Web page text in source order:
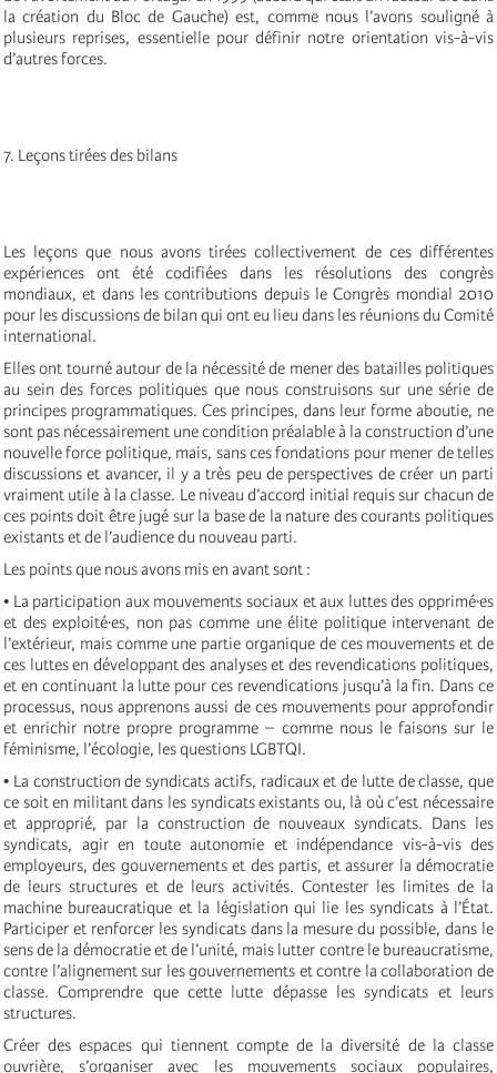
la création du Bloc de Gauche) est, comme nous l’avons souligné à
plusieurs reprises, essentielle pour définir notre orientation vis-à-vis
d’autres forces.
7. Leçons tirées des bilans
Les leçons que nous avons tirées collectivement de ces différentes
expériences ont été codifiées dans les résolutions des congrès
mondiaux, et dans les contributions depuis le Congrès mondial 2010
pour les discussions de bilan qui ont eu lieu dans les réunions du Comité
international.
Elles ont tourné autour de la nécessité de mener des batailles politiques
au sein des forces politiques que nous construisons sur une série de
principes programmatiques. Ces principes, dans leur forme aboutie, ne
sont pas nécessairement une condition préalable à la construction d’une
nouvelle force politique, mais, sans ces fondations pour mener de telles
discussions et avancer, il y a très peu de perspectives de créer un parti
vraiment utile à la classe. Le niveau d’accord initial requis sur chacun de
ces points doit être jugé sur la base de la nature des courants politiques
existants et de l’audience du nouveau parti.
Les points que nous avons mis en avant sont :
• La participation aux mouvements sociaux et aux luttes des opprimé·es
et des exploité·es, non pas comme une élite politique intervenant de
l’extérieur, mais comme une partie organique de ces mouvements et de
ces luttes en développant des analyses et des revendications politiques,
et en continuant la lutte pour ces revendications jusqu’à la fin. Dans ce
processus, nous apprenons aussi de ces mouvements pour approfondir
et enrichir notre propre programme – comme nous le faisons sur le
féminisme, l’écologie, les questions LGBTQI.
• La construction de syndicats actifs, radicaux et de lutte de classe, que
ce soit en militant dans les syndicats existants ou, là où c’est nécessaire
et approprié, par la construction de nouveaux syndicats. Dans les
syndicats, agir en toute autonomie et indépendance vis-à-vis des
employeurs, des gouvernements et des partis, et assurer la démocratie
de leurs structures et de leurs activités. Contester les limites de la
machine bureaucratique et la législation qui lie les syndicats à l’État.
Participer et renforcer les syndicats dans la mesure du possible, dans le
sens de la démocratie et de l’unité, mais lutter contre le bureaucratisme,
contre l’alignement sur les gouvernements et contre la collaboration de
classe. Comprendre que cette lutte dépasse les syndicats et leurs
structures.
Créer des espaces qui tiennent compte de la diversité de la classe
ouvrière, s’organiser avec les mouvements sociaux populaires,